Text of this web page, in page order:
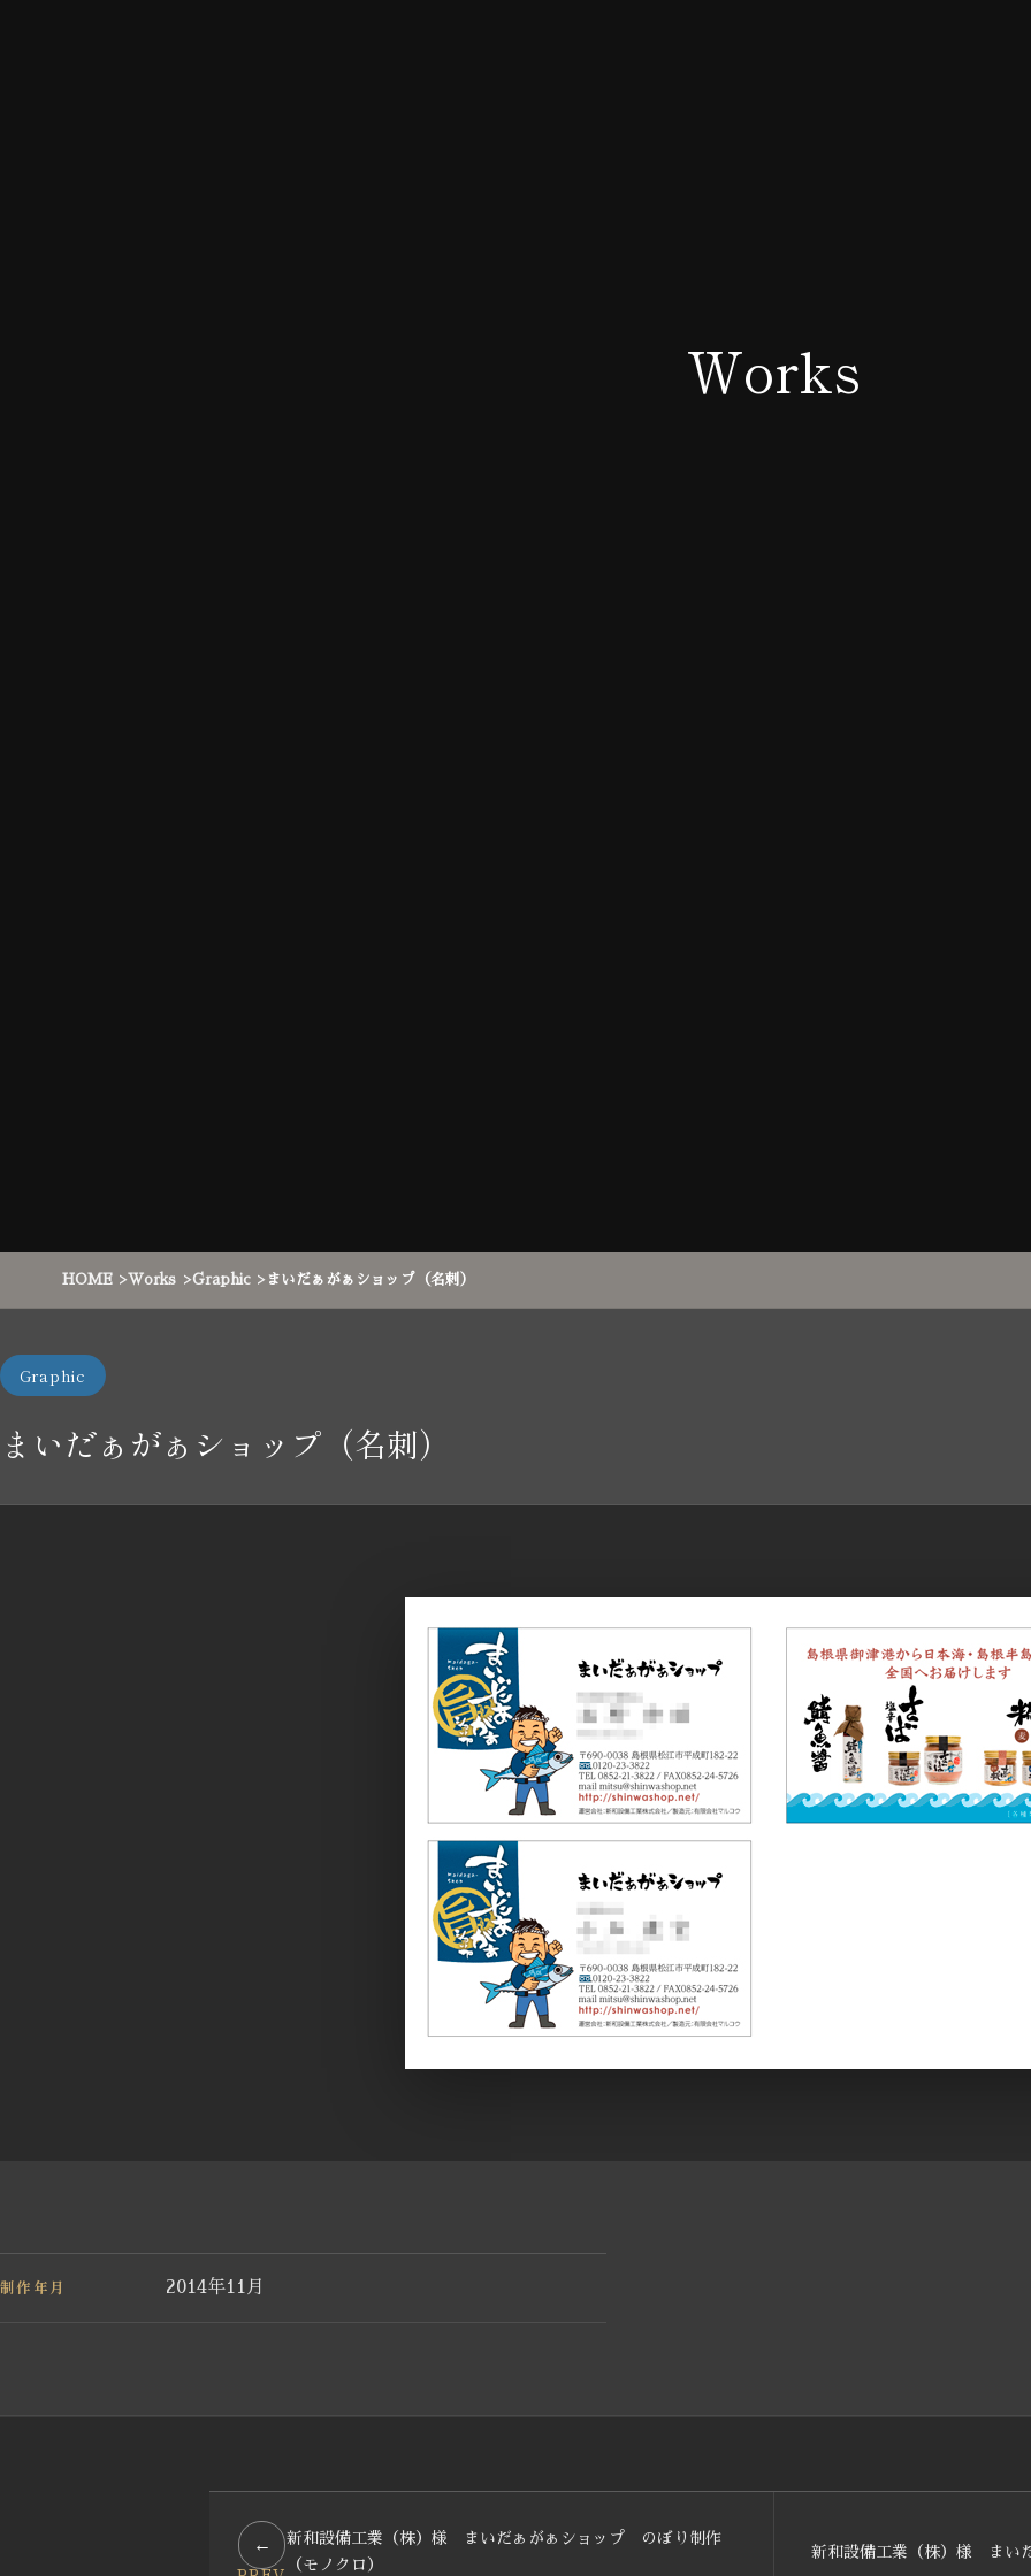
Works
HOME Works Graphic まいだぁがぁショップ（名刺）
Graphic
まいだぁがぁショップ（名刺）
制作年月 2014年11月
←
新和設備工業（株）様 まいだぁがぁショップ のぼり制作
（モノクロ）
新和設備工業（株）様 まい